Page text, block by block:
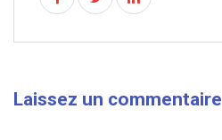
Laissez un commentaire